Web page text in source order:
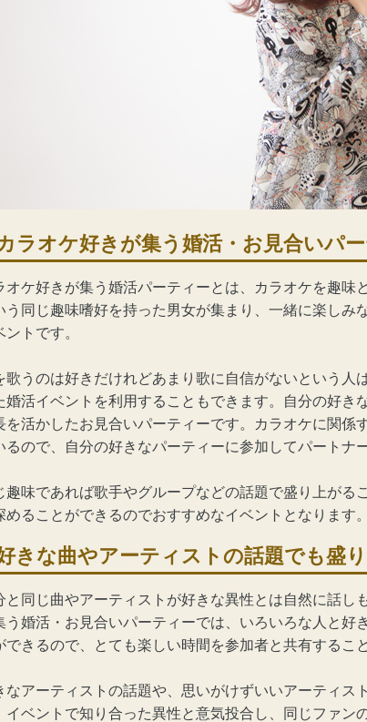
ラオケ好きが集う婚活・お見合いパ
オケ好きが集う 婚活パーティーとは、カラオケを趣味
う同じ趣味嗜好を持った男女が集まり、一緒に楽しみ
ントです。
歌うのは好きだけれどあまり歌に自信がないという人
婚活イベントを利用することもできます。自分の好き
を活かしたお見合いパーティーです。カラオケに関係
るので、自分の好きなパーティーに参加してパートナ
趣味であれば歌手やグループなどの話題で盛り上がる
めることができるのでおすすめなイベントとなります。
きな曲やアーティストの話題でも盛
と同じ曲やアーティストが好きな異性とは自然に話し
う 婚活 ・お見合いパーティーでは、いろいろな人と好
できるので、とても楽しい時間を参加者と共有するこ
なアーティストの話題や、思いがけずいいアーティス
イベントで知り合った異性と意気投合し、同じファン